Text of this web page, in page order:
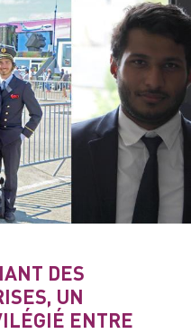
DES
UN
ENTRE